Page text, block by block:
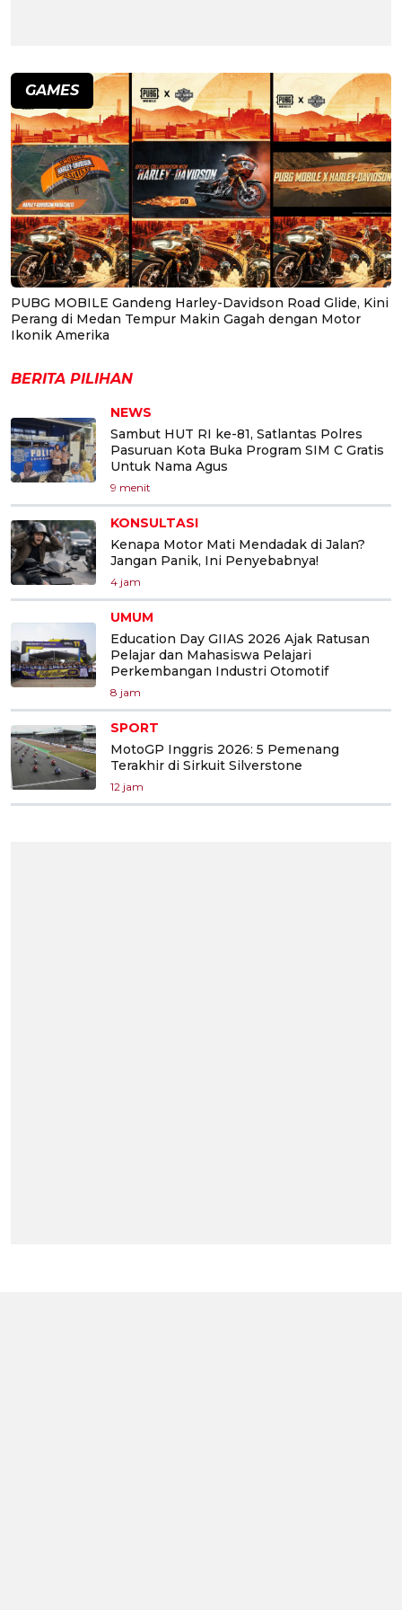
GAMES
PUBG MOBILE Gandeng Harley-Davidson Road Glide, Kini
Perang di Medan Tempur Makin Gagah dengan Motor
Ikonik Amerika
BERITA PILIHAN
NEWS
Sambut HUT RI ke-81, Satlantas Polres
Pasuruan Kota Buka Program SIM C Gratis
Untuk Nama Agus
9 menit
KONSULTASI
Kenapa Motor Mati Mendadak di Jalan?
Jangan Panik, Ini Penyebabnya!
4 jam
UMUM
Education Day GIIAS 2026 Ajak Ratusan
Pelajar dan Mahasiswa Pelajari
Perkembangan Industri Otomotif
8 jam
SPORT
MotoGP Inggris 2026: 5 Pemenang
Terakhir di Sirkuit Silverstone
12 jam